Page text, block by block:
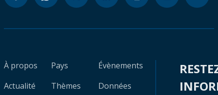
À propos
Actualité
Pays
Thèmes
Évènements
Données